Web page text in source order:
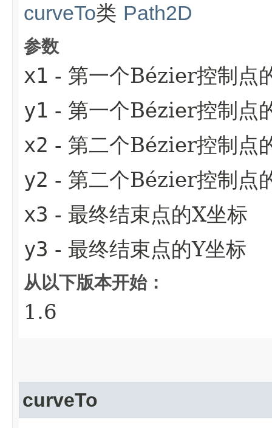
curveTo类 Path2D
参数
x1 - 第一个Bézier控制点
y1 - 第一个Bézier控制点
x2 - 第二个Bézier控制点
y2 - 第二个Bézier控制点
x3 - 最终结束点的X坐标
y3 - 最终结束点的Y坐标
从以下版本开始：
1.6
curveTo